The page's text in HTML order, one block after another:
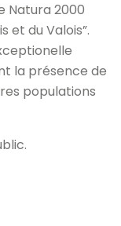
Natura 2000
et du Valois”.
la présence de
populations